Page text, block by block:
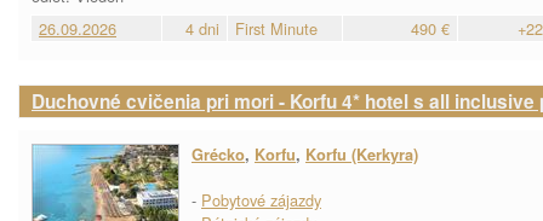
26.09.2026
4 dni First Minute 490 €
Duchovné cvičenia pri mori - Korfu 4* hotel s all inclusive
Grécko, Korfu, Korfu (Kerkyra)
- Pobytové zájazdy